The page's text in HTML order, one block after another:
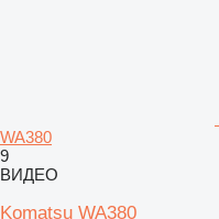
WA380
9
ВИДЕО
Komatsu WA380